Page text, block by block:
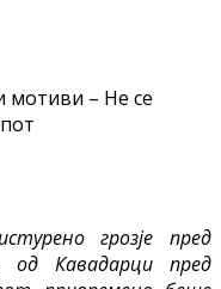
грозје пред
од Кавадарци пред